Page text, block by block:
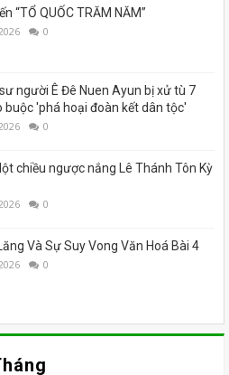
“TỔ QUỐC TRĂM NĂM”
0
người Ê Đê Nuen Ayun bị xử tù 7
buộc 'phá hoại đoàn kết dân tộc'
0
chiều ngược nắng Lê Thánh Tôn Kỳ
0
Và Sự Suy Vong Văn Hoá Bài 4
0